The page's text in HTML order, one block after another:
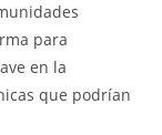
para
en la
que podrían